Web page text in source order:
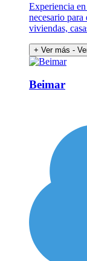
Experiencia
necesario para
viviendas,
+ Ver más -
Beimar